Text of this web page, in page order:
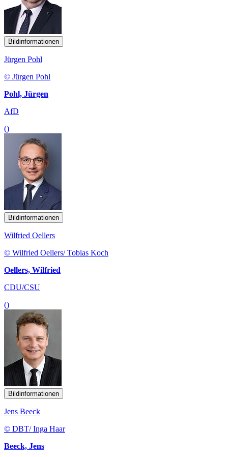
Bildinformationen
Jürgen Pohl
© Jürgen Pohl
Pohl, Jürgen
AfD
()
Bildinformationen
Wilfried Oellers
© Wilfried Oellers/ Tobias Koch
Oellers, Wilfried
CDU/CSU
()
Bildinformationen
Jens Beeck
© DBT/ Inga Haar
Beeck, Jens